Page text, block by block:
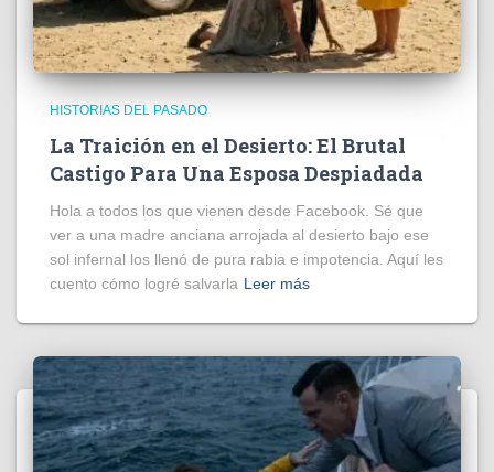
HISTORIAS DEL PASADO
La Traición en el Desierto: El Brutal
Castigo Para Una Esposa Despiadada
Hola a todos los que vienen desde Facebook. Sé que
ver a una madre anciana arrojada al desierto bajo ese
sol infernal los llenó de pura rabia e impotencia. Aquí les
cuento cómo logré salvarla Leer más